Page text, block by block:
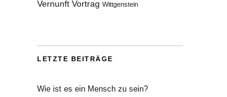
Vernunft Vortrag Wittgenstein
LETZTE BEITRÄGE
Wie ist es ein Mensch zu sein?